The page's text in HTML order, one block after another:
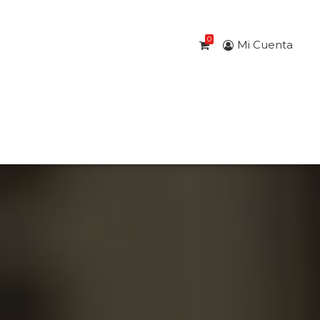
0 Mi Cuenta